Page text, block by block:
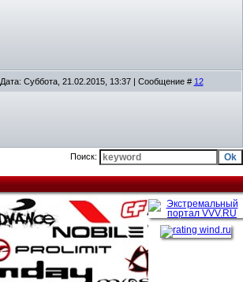
Дата: Суббота, 21.02.2015, 13:37 | Сообщение # 12
Поиск: